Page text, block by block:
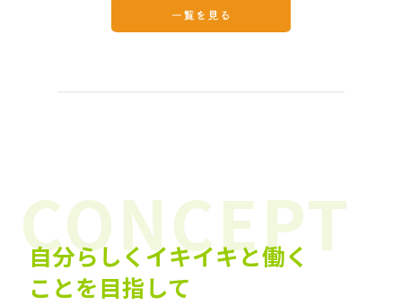
自分らしくイキイキと働く
ことを目指して